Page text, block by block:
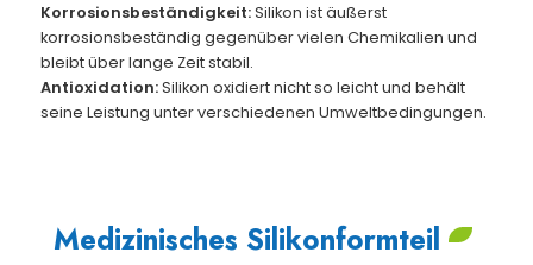
Korrosionsbeständigkeit:Silikon ist äußerst
korrosionsbeständig gegenüber vielen Chemikalien und
bleibt über lange Zeit stabil.
Antioxidation:Silikon oxidiert nicht so leicht und behält
seine Leistung unter verschiedenen Umweltbedingungen.
Medizinisches Silikonformteil